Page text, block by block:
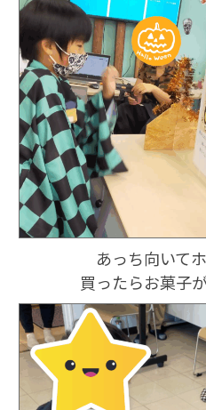
あっち向いて
買ったらお菓子